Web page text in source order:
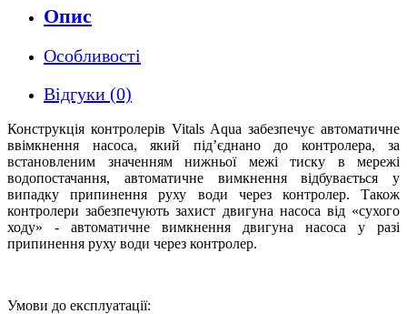
Опис
Особливості
Відгуки (0)
Конструкція контролерів Vitals Aqua забезпечує автоматичне
ввімкнення насоса, який під’єднано до контролера, за
встановленим значенням нижньої межі тиску в мережі
водопостачання, автоматичне вимкнення відбувається у
випадку припинення руху води через контролер. Також
контролери забезпечують захист двигуна насоса від «сухого
ходу» - автоматичне вимкнення двигуна насоса у разі
припинення руху води через контролер.
Умови до експлуатації: